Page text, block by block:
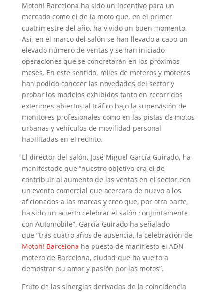
Motoh! Barcelona ha sido un incentivo para un
mercado como el de la moto que, en el primer
cuatrimestre del año, ha vivido un buen momento.
Así, en el marco del salón se han llevado a cabo un
elevado número de ventas y se han iniciado
operaciones que se concretarán en los próximos
meses. En este sentido, miles de moteros y moteras
han podido conocer las novedades del sector y
probar los modelos exhibidos tanto en recorridos
exteriores abiertos al tráfico bajo la supervisión de
monitores profesionales como en las pistas de motos
urbanas y vehículos de movilidad personal
habilitadas en el recinto.
El director del salón, José Miguel García Guirado, ha
manifestado que “nuestro objetivo era el de
contribuir al aumento de las ventas en el sector con
un evento comercial que acercara de nuevo a los
aficionados a las marcas y creo que, por otra parte,
ha sido un acierto celebrar el salón conjuntamente
con Automobile”. García Guirado ha señalado
que “tras cuatro años de ausencia, la celebración de
Motoh! Barcelona ha puesto de manifiesto el ADN
motero de Barcelona, ciudad que ha vuelto a
demostrar su amor y pasión por las motos”.
Fruto de las sinergias derivadas de la coincidencia